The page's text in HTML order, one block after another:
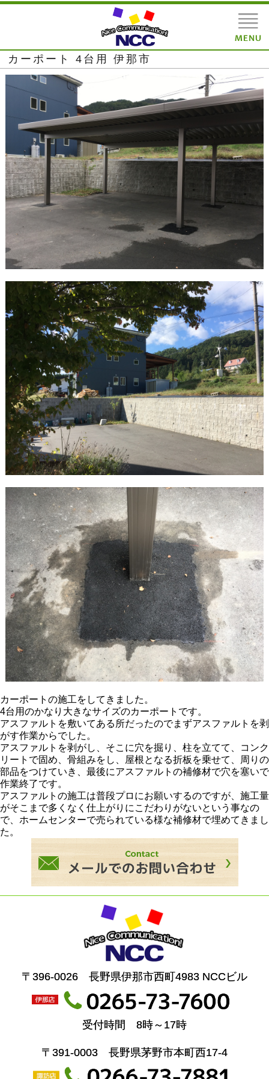
カーポート 4台用 伊那市
カーポートの施工をしてきました。
4台用のかなり大きなサイズのカーポートです。
アスファルトを敷いてある所だったのでまずアスファルトを剥
がす作業からでした。
アスファルトを剥がし、そこに穴を掘り、柱を立てて、コンク
リートで固め、骨組みをし、屋根となる折板を乗せて、周りの
部品をつけていき、最後にアスファルトの補修材で穴を塞いで
作業終了です。
アスファルトの施工は普段プロにお願いするのですが、施工量
がそこまで多くなく仕上がりにこだわりがないという事なの
で、ホームセンターで売られている様な補修材で埋めてきまし
た。
〒396-0026 長野県伊那市西町4983 NCCビル
受付時間 8時～17時
〒391-0003 長野県茅野市本町西17-4